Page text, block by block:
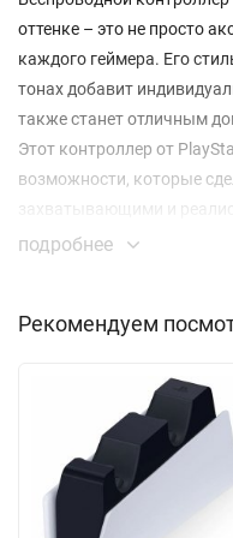
оттенке – это не просто
каждого геймера. Его
тонах добавит
также станет отличным
Этот контроллер от
возможности, которые
захватывающими и
контроллер передает
только увидеть, но и
— будь то проезжающий
персонажа по разным
погружение в игровой
Адаптивные триггеры
подробнее
Рекомендуем